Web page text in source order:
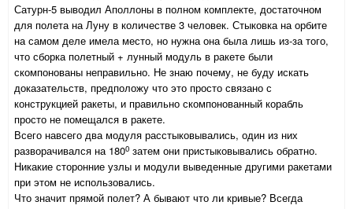
Сатурн-5 выводил Аполлоны в полном комплекте, достаточном
для полета на Луну в количестве 3 человек. Стыковка на орбите
на самом деле имела место, но нужна она была лишь из-за того,
что сборка полетный + лунный модуль в ракете были
скомпонованы неправильно. Не знаю почему, не буду искать
доказательств, предположу что это просто связано с
конструкцией ракеты, и правильно скомпонованный корабль
просто не помещался в ракете.
Всего навсего два модуля расстыковывались, один из них
разворачивался на 1800 затем они пристыковывались обратно.
Никакие сторонние узлы и модули выведенные другими ракетами
при этом не использовались.
Что значит прямой полет? А бывают что ли кривые? Всегда